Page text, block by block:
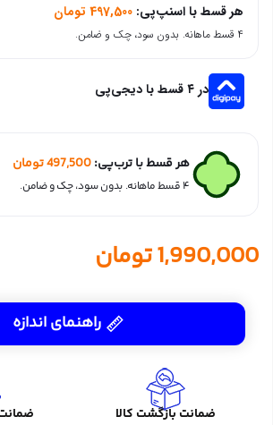
هر قسط با اسنپ‌پی: 497,500 تومان
۴ قسط ماهانه. بدون سود، چک و ضامن.
در ۴ قسط با دیجی‌پی
هر قسط با ترب‌پی:497,500تومان
۴ قسط ماهانه. بدون سود، چک و ضامن.
1,990,000تومان
راهنمای اندازه
ضمانت بازگشت کالا